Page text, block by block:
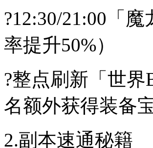
?12:30/21:00「
率提升50%）
?整点刷新「世
名额外获得装备
2.副本速通秘籍